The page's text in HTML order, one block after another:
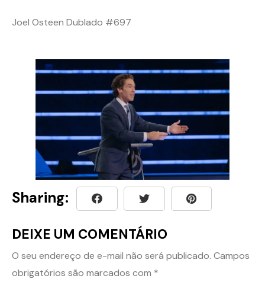
Joel Osteen Dublado #697
Sharing:
DEIXE UM COMENTÁRIO
O seu endereço de e-mail não será publicado. Campos
obrigatórios são marcados com *